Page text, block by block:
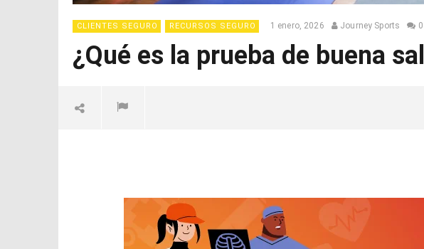
CLIENTES SEGURO RECURSOS SEGURO 1 enero, 2026 Journey Sports 0
¿Qué es la prueba de buena
NOW VIEWING